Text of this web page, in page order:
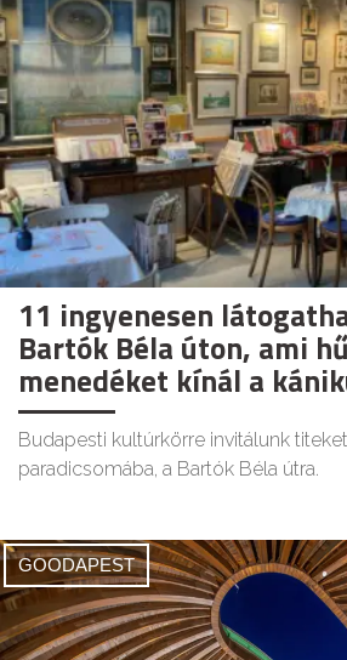
11 ingyenesen
Bartók Béla úton, ami
menedéket kínál a
Budapesti kultúrkörre invitálunk
paradicsomába, a Bartók Béla útra.
GOODAPEST